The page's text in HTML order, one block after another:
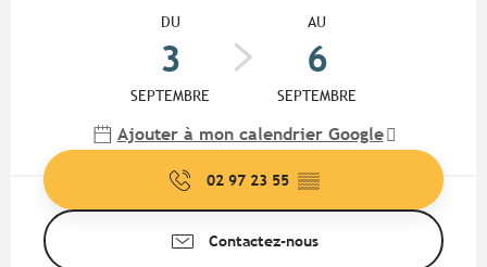
DU
3
SEPTEMBRE
AU
6
SEPTEMBRE
Ajouter à mon calendrier Google
02 97 23 55 ▒▒
Contactez-nous